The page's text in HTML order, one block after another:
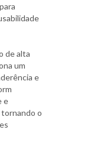
de alta
um
e
e
o